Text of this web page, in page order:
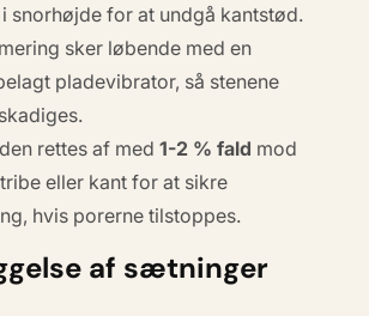
snorhøjde for at undgå kantstød.
sker løbende med en
pladevibrator, så stenene
rettes af med1-2 % fald mod
eller kant for at sikre
hvis porerne tilstoppes.
af sætninger